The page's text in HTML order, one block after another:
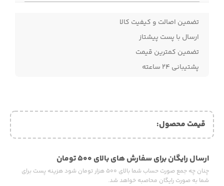
تضمین اصالت و کیفیت کالا
ارسال با پست پیشتاز
تضمین کمترین قیمت
پشتیبانی ۲۴ ساعته
قیمت محصول:​
ارسال رایگان برای سفارش های بالای ۵۰۰ تومان
چنان چه جمع صورت حساب شما بالای ۵۰۰ هزار تومان شود هزینه پست برای
شما به صورت رایگان محاصبه خواهد شد.